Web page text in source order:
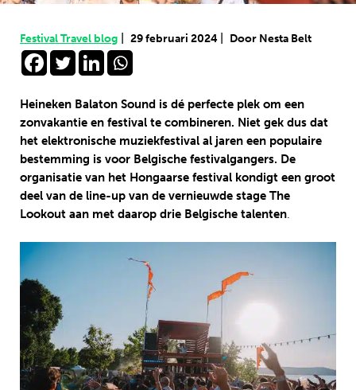
Festival Travel blog 29 februari 2024 Door Nesta Belt
Heineken Balaton Sound is dé perfecte plek om een
zonvakantie en festival te combineren. Niet gek dus dat
het elektronische muziekfestival al jaren een populaire
bestemming is voor Belgische festivalgangers. De
organisatie van het Hongaarse festival kondigt een groot
deel van de line-up van de vernieuwde stage The
Lookout aan met daarop drie Belgische talenten.